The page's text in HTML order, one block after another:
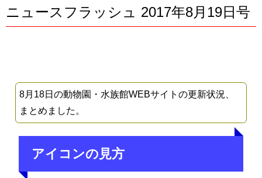
ニュースフラッシュ 2017年8月19日号
8月18日の動物園・水族館WEBサイトの更新状況、
まとめました。
アイコンの見方